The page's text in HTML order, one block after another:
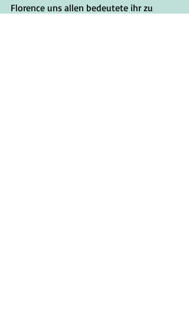
Florence uns allen bedeutete ihr zu